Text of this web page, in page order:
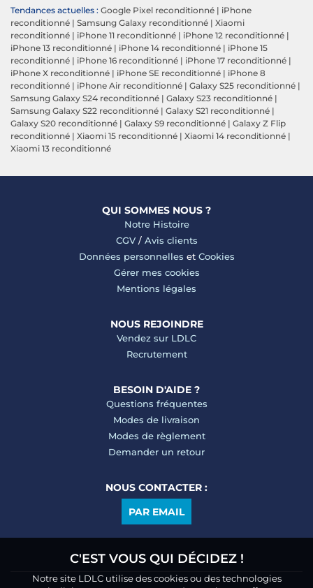
C'EST VOUS QUI DÉCIDEZ !
Notre site LDLC utilise des cookies ou des technologies
Tendances actuelles : Google Pixel reconditionné | iPhone
reconditionné | Samsung Galaxy reconditionné | Xiaomi
reconditionné | iPhone 11 reconditionné | iPhone 12 reconditionné |
iPhone 13 reconditionné | iPhone 14 reconditionné | iPhone 15
reconditionné | iPhone 16 reconditionné | iPhone 17 reconditionné |
iPhone X reconditionné | iPhone SE reconditionné | iPhone 8
reconditionné | iPhone Air reconditionné | Galaxy S25 reconditionné |
Samsung Galaxy S24 reconditionné | Galaxy S23 reconditionné |
Samsung Galaxy S22 reconditionné | Galaxy S21 reconditionné |
Galaxy S20 reconditionné | Galaxy S9 reconditionné | Galaxy Z Flip
reconditionné | Xiaomi 15 reconditionné | Xiaomi 14 reconditionné |
Xiaomi 13 reconditionné
QUI SOMMES NOUS ?
Notre Histoire
CGV/ Avis clients
Données personnelles et Cookies
Gérer mes cookies
Mentions légales
NOUS REJOINDRE
Vendez sur LDLC
Recrutement
BESOIN D'AIDE ?
Questions fréquentes
Modes de livraison
Modes de règlement
Demander un retour
NOUS CONTACTER :
PAR EMAIL